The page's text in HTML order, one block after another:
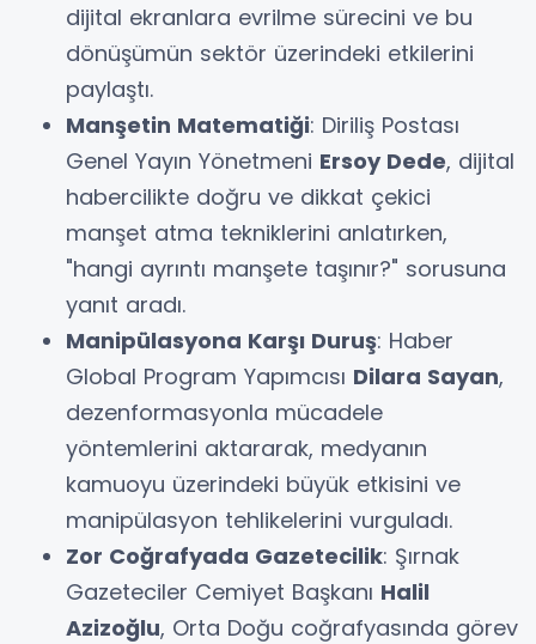
dijital ekranlara evrilme sürecini ve bu
dönüşümün sektör üzerindeki etkilerini
paylaştı.
Manşetin Matematiği: Diriliş Postası
Genel Yayın Yönetmeni Ersoy Dede, dijital
habercilikte doğru ve dikkat çekici
manşet atma tekniklerini anlatırken,
"hangi ayrıntı manşete taşınır?" sorusuna
yanıt aradı.
Manipülasyona Karşı Duruş: Haber
Global Program Yapımcısı Dilara Sayan,
dezenformasyonla mücadele
yöntemlerini aktararak, medyanın
kamuoyu üzerindeki büyük etkisini ve
manipülasyon tehlikelerini vurguladı.
Zor Coğrafyada Gazetecilik: Şırnak
Gazeteciler Cemiyet Başkanı Halil
Azizoğlu, Orta Doğu coğrafyasında görev